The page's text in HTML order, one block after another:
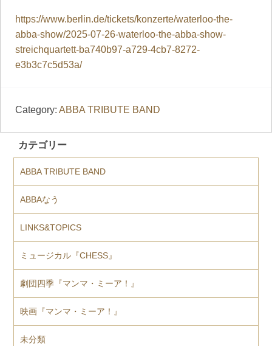
https://www.berlin.de/tickets/konzerte/waterloo-the-
abba-show/2025-07-26-waterloo-the-abba-show-
streichquartett-ba740b97-a729-4cb7-8272-
e3b3c7c5d53a/
Category: ABBA TRIBUTE BAND
カテゴリー
ABBA TRIBUTE BAND
ABBAなう
LINKS&TOPICS
ミュージカル『CHESS』
劇団四季『マンマ・ミーア！』
映画『マンマ・ミーア！』
未分類